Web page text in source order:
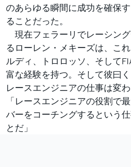
のあらゆる瞬間に成功を確保
ることだった。
現在フェラーリでレーシン
るローレン・メキーズは、こ
ルディ、トロロッソ、そして
富な経験を持つ。そして彼曰く
レースエンジニアの仕事は変わ
「レースエンジニアの役割で
バーをコーチングするという
とだ」